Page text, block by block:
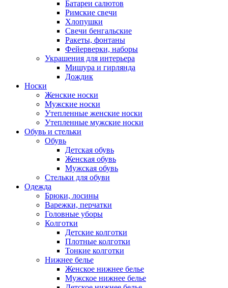
Батареи салютов
Римские свечи
Хлопушки
Свечи бенгальские
Ракеты, фонтаны
Фейерверки, наборы
Украшения для интерьера
Мишура и гирлянда
Дождик
Носки
Женские носки
Мужские носки
Утепленные женские носки
Утепленные мужские носки
Обувь и стельки
Обувь
Детская обувь
Женская обувь
Мужская обувь
Стельки для обуви
Одежда
Брюки, лосины
Варежки, перчатки
Головные уборы
Колготки
Детские колготки
Плотные колготки
Тонкие колготки
Нижнее белье
Женское нижнее белье
Мужское нижнее белье